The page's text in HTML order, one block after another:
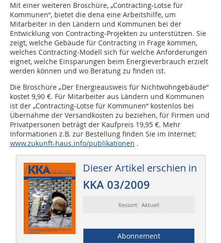
Mit einer weiteren Broschüre, „Contracting-Lotse für
Kommu­nen“, bietet die dena eine Arbeitshilfe, um
Mitarbeiter in den Ländern und Kommunen bei der
Entwicklung von Contracting-Projekten zu unterstützen. Sie
zeigt, welche Gebäude für Contracting in Frage kommen,
welches Contracting-Modell sich für welche Anforderungen
eignet, welche Einsparungen beim Energieverbrauch erzielt
werden können und wo Beratung zu finden ist.
Die Broschüre „Der Energieausweis für Nichtwohngebäude“
kostet 9,90 €. Für Mitarbeiter aus Ländern und Kommunen
ist der „Contracting-Lotse für Kommunen“ kostenlos bei
Übernahme der Versandkosten zu beziehen, für Firmen und
Privatpersonen beträgt der Kaufpreis 19,95 €. Mehr
Informationen z.B. zur Bestellung finden Sie im Internet:
www.zukunft-haus.info/publikationen .
Dieser Artikel erschien in
KKA 03/2009
Ressort: Aktuell
Abonnement